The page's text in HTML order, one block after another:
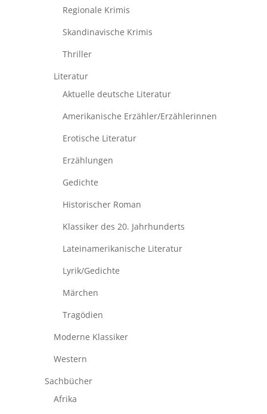
Regionale Krimis
Skandinavische Krimis
Thriller
Literatur
Aktuelle deutsche Literatur
Amerikanische Erzähler/Erzählerinnen
Erotische Literatur
Erzählungen
Gedichte
Historischer Roman
Klassiker des 20. Jahrhunderts
Lateinamerikanische Literatur
Lyrik/Gedichte
Märchen
Tragödien
Moderne Klassiker
Western
Sachbücher
Afrika